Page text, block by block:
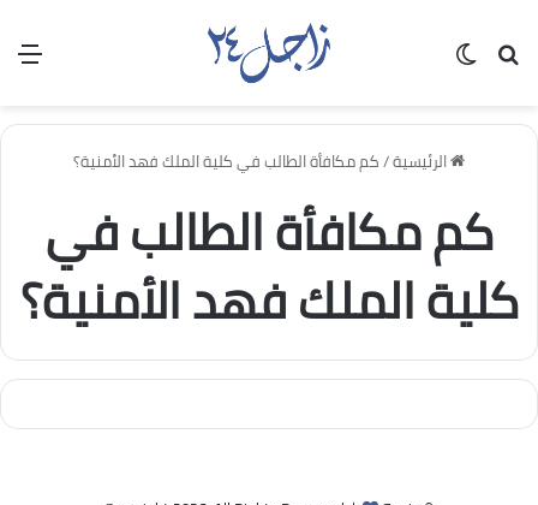
بحث عن
الرئيسية/كم مكافأة الطالب في كلية الملك فهد الأمنية؟
كم مكافأة الطالب في
كلية الملك فهد الأمنية؟